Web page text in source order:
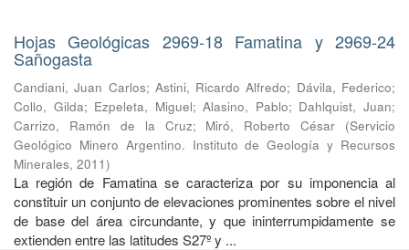
Hojas Geológicas 2969-18 Famatina y 2969-24
Sañogasta
Candiani, Juan Carlos; Astini, Ricardo Alfredo; Dávila, Federico;
Collo, Gilda; Ezpeleta, Miguel;Alasino, Pablo; Dahlquist, Juan;
Carrizo, Ramón de la Cruz; Miró, Roberto César (Servicio
Geológico Minero Argentino. Instituto de Geología y Recursos
Minerales, 2011)
La región de Famatina se caracteriza por su imponencia al
constituir un conjunto de elevaciones prominentes sobre el nivel
de base del área circundante, y que ininterrumpidamente se
extienden entre las latitudes S27º y ...